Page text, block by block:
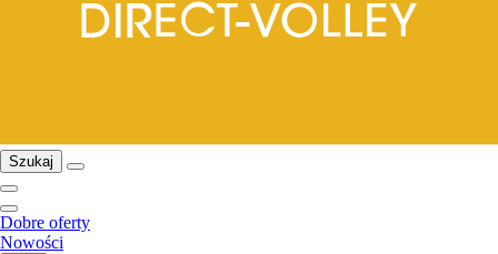
Szukaj
Dobre oferty
Nowości